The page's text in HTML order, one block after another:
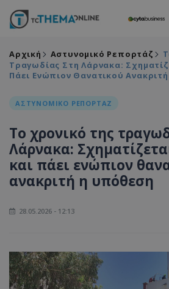
Αρχική Αστυνομικό Ρεπορτάζ
Τραγωδίας Στη Λάρνακα:
Πάει Ενώπιον Θανατικού
ΑΣΤΥΝΟΜΙΚΟ ΡΕΠΟΡΤΑΖ
Το χρονικό της
Λάρνακα:
και πάει ενώπιον
ανακριτή η υπόθεση
28.05.2026 - 12:13